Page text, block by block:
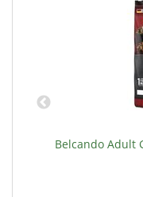
Belcando Adult